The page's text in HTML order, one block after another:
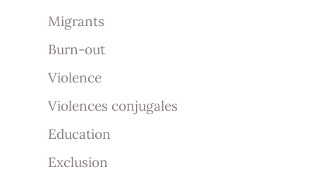
Migrants
Burn-out
Violence
Violences conjugales
Education
Exclusion